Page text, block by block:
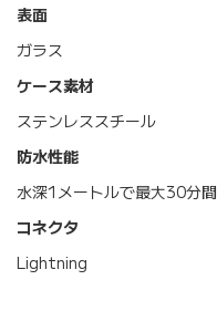
表面
ガラス
ケース素材
ステンレススチール
防水性能
水深1メートルで最大30分間
コネクタ
Lightning